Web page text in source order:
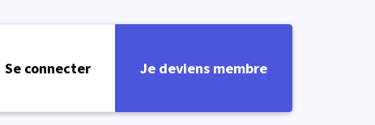
Se connecter Je deviens membre